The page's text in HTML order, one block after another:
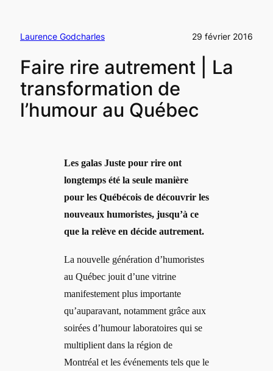
Laurence Godcharles 29 février 2016
Faire rire autrement | La
transformation de
l’humour au Québec
Les galas Juste pour rire ont
longtemps été la seule manière
pour les Québécois de découvrir les
nouveaux humoristes, jusqu’à ce
que la relève en décide autrement.
La nouvelle génération d’humoristes
au Québec jouit d’une vitrine
manifestement plus importante
qu’auparavant, notamment grâce aux
soirées d’humour laboratoires qui se
multiplient dans la région de
Montréal et les événements tels que le